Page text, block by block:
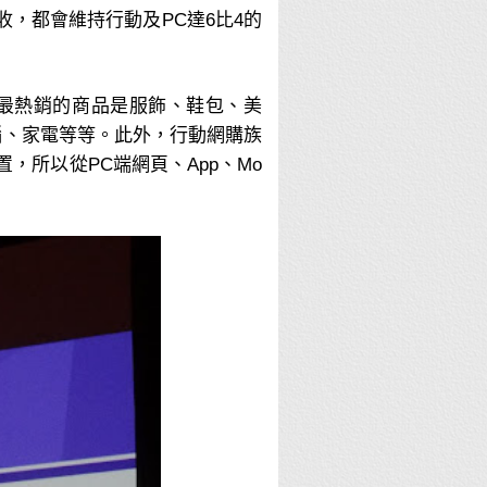
，都會維持行動及PC達6比4的
熱銷的商品是服飾、鞋包、美
家電等等。此外，行動網購族
，所以從PC端網頁、App、Mo